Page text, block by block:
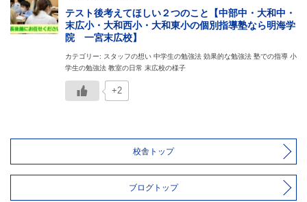
テスト後考えてほしい２つのこと【中部中・大和中・
末広小・大和西小・大和東小の個別指導塾なら明海学
院 一宮末広校】
カテゴリー: スタッフの想い 中学生の勉強法 効果的な勉強法 塾での指導 小
学生の勉強法 教室の日常 末広校の様子
+2
校舎トップ
ブログトップ